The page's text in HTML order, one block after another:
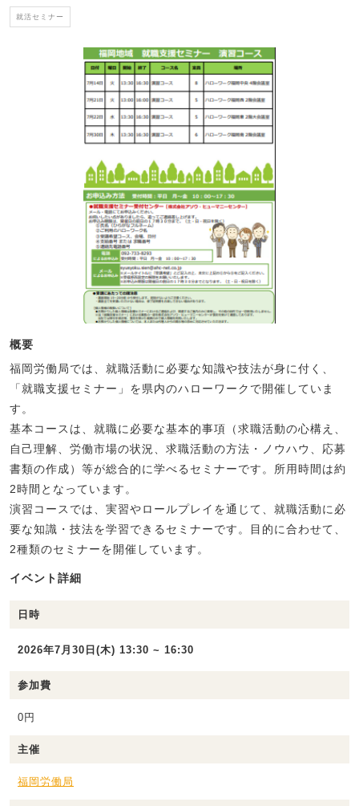
就活セミナー
概要
福岡労働局では、就職活動に必要な知識や技法が身に付く、
「就職支援セミナー」を県内のハローワークで開催していま
す。
基本コースは、就職に必要な基本的事項（求職活動の心構え、
自己理解、労働市場の状況、求職活動の方法・ノウハウ、応募
書類の作成）等が総合的に学べるセミナーです。所用時間は約
2時間となっています。
演習コースでは、実習やロールプレイを通じて、就職活動に必
要な知識・技法を学習できるセミナーです。目的に合わせて、
2種類のセミナーを開催しています。
イベント詳細
日時
2026年7月30日(木) 13:30 ~ 16:30
参加費
0円
主催
福岡労働局